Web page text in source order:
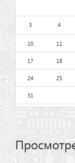
3 4
10 11
17 18
24 25
31